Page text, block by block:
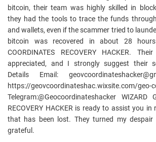
bitcoin, their team was highly skilled in
they had the tools to trace the funds
and wallets, even if the scammer tried to
bitcoin was recovered in about 28 hours
COORDINATES RECOVERY HACKER.
appreciated, and I strongly suggest their
Details Email:
https://geovcoordinateshac.wixsite.com/geo-
Telegram:@Geocoordinateshacker WIZARD
RECOVERY HACKER is ready to assist you
that has been lost. They turned my
grateful.